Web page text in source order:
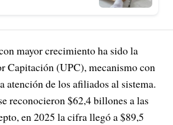
mayor crecimiento ha sido la
Capitación (UPC), mecanismo con
atención de los afiliados al sistema.
reconocieron $62,4 billones a las
en 2025 la cifra llegó a $89,5